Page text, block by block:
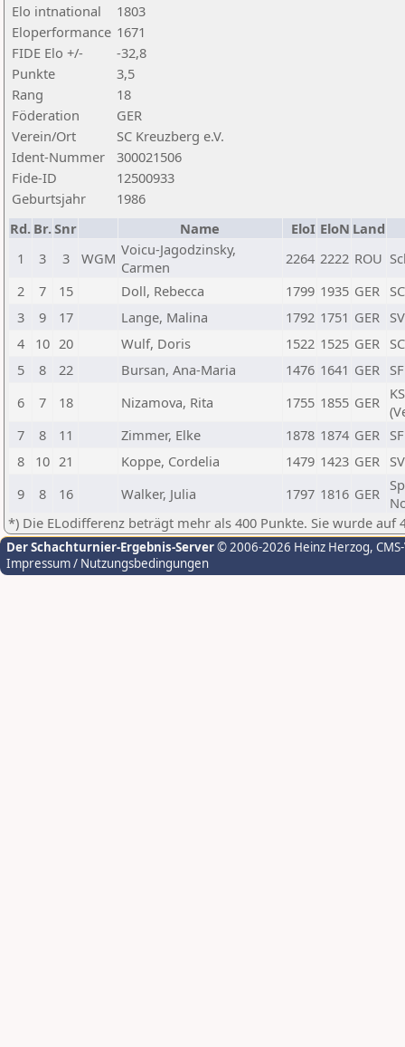
Elo intnational
1803
Eloperformance 1671
FIDE Elo +/-
-32,8
Punkte
3,5
Rang
18
Föderation
GER
Verein/Ort
SC Kreuzberg e.V.
Ident-Nummer
300021506
Fide-ID
12500933
Geburtsjahr
1986
Rd. Br.Snr Name EloI EloN Land
1
3 3 WGM Voicu-Jagodzinsky,
Carmen
2264 2222 ROU
2
7 15 Doll, Rebecca 1799 1935 GER
3
9 17 Lange, Malina 1792 1751 GER
4
10 20 Wulf, Doris 1522 1525 GER
5
8 22 Bursan, Ana-Maria 1476 1641 GER
6
7 18 Nizamova, Rita 1755 1855 GER
7
8 11 Zimmer, Elke 1878 1874 GER
8
10 21 Koppe, Cordelia 1479 1423 GER
9
8 16 Walker, Julia 1797 1816 GER
*) Die ELodifferenz beträgt mehr als 400 Punkte. Sie wurde auf
Der Schachturnier-Ergebnis-Server© 2006-2026 Heinz Herzog,
Impressum / Nutzungsbedingungen